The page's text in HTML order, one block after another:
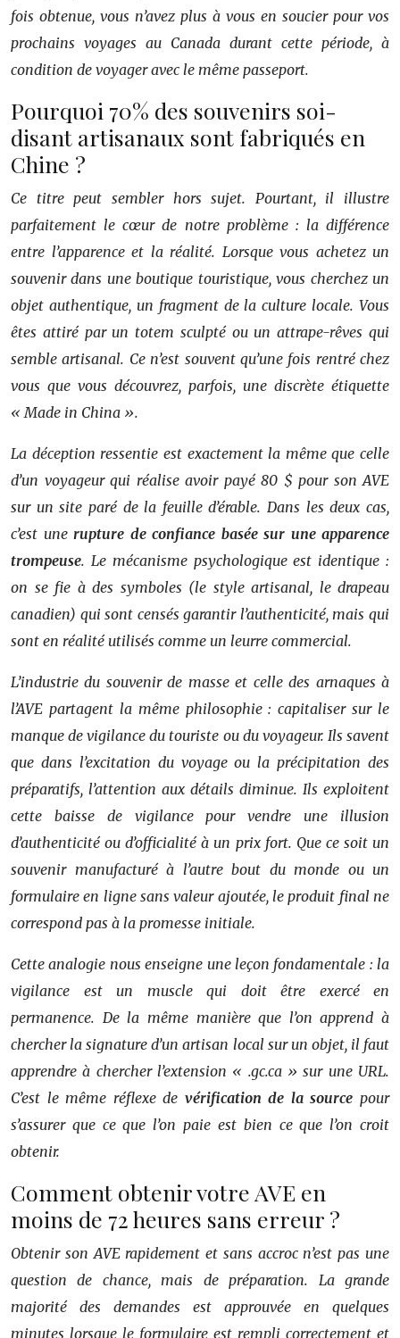
fois obtenue, vous n’avez plus à vous en soucier pour vos
prochains voyages au Canada durant cette période, à
condition de voyager avec le même passeport.
Pourquoi 70% des souvenirs soi-
disant artisanaux sont fabriqués en
Chine ?
Ce titre peut sembler hors sujet. Pourtant, il illustre
parfaitement le cœur de notre problème : la différence
entre l’apparence et la réalité. Lorsque vous achetez un
souvenir dans une boutique touristique, vous cherchez un
objet authentique, un fragment de la culture locale. Vous
êtes attiré par un totem sculpté ou un attrape-rêves qui
semble artisanal. Ce n’est souvent qu’une fois rentré chez
vous que vous découvrez, parfois, une discrète étiquette
« Made in China ».
La déception ressentie est exactement la même que celle
d’un voyageur qui réalise avoir payé 80 $ pour son AVE
sur un site paré de la feuille d’érable. Dans les deux cas,
c’est une rupture de confiance basée sur une apparence
trompeuse. Le mécanisme psychologique est identique :
on se fie à des symboles (le style artisanal, le drapeau
canadien) qui sont censés garantir l’authenticité, mais qui
sont en réalité utilisés comme un leurre commercial.
L’industrie du souvenir de masse et celle des arnaques à
l’AVE partagent la même philosophie : capitaliser sur le
manque de vigilance du touriste ou du voyageur. Ils savent
que dans l’excitation du voyage ou la précipitation des
préparatifs, l’attention aux détails diminue. Ils exploitent
cette baisse de vigilance pour vendre une illusion
d’authenticité ou d’officialité à un prix fort. Que ce soit un
souvenir manufacturé à l’autre bout du monde ou un
formulaire en ligne sans valeur ajoutée, le produit final ne
correspond pas à la promesse initiale.
Cette analogie nous enseigne une leçon fondamentale : la
vigilance est un muscle qui doit être exercé en
permanence. De la même manière que l’on apprend à
chercher la signature d’un artisan local sur un objet, il faut
apprendre à chercher l’extension « .gc.ca » sur une URL.
C’est le même réflexe de vérification de la source pour
s’assurer que ce que l’on paie est bien ce que l’on croit
obtenir.
Comment obtenir votre AVE en
moins de 72 heures sans erreur ?
Obtenir son AVE rapidement et sans accroc n’est pas une
question de chance, mais de préparation. La grande
majorité des demandes est approuvée en quelques
minutes lorsque le formulaire est rempli correctement et